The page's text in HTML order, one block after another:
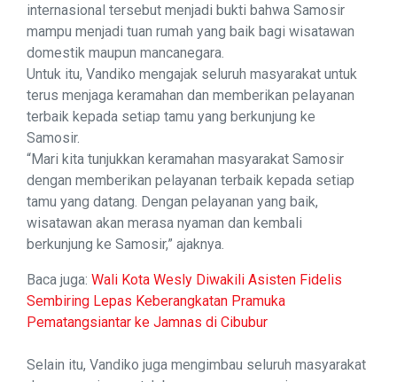
internasional tersebut menjadi bukti bahwa Samosir
mampu menjadi tuan rumah yang baik bagi wisatawan
domestik maupun mancanegara.
Untuk itu, Vandiko mengajak seluruh masyarakat untuk
terus menjaga keramahan dan memberikan pelayanan
terbaik kepada setiap tamu yang berkunjung ke
Samosir.
“Mari kita tunjukkan keramahan masyarakat Samosir
dengan memberikan pelayanan terbaik kepada setiap
tamu yang datang. Dengan pelayanan yang baik,
wisatawan akan merasa nyaman dan kembali
berkunjung ke Samosir,” ajaknya.
Baca juga: Wali Kota Wesly Diwakili Asisten Fidelis
Sembiring Lepas Keberangkatan Pramuka
Pematangsiantar ke Jamnas di Cibubur
Selain itu, Vandiko juga mengimbau seluruh masyarakat